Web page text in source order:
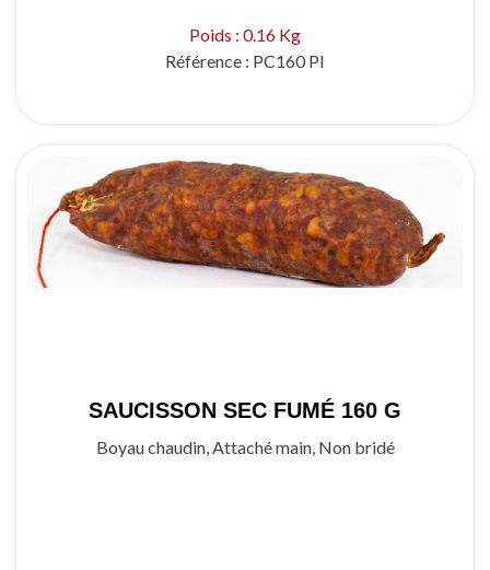
Poids : 0.16 Kg
Référence : PC160 PI
SAUCISSON SEC FUMÉ 160 G
Boyau chaudin, Attaché main, Non bridé